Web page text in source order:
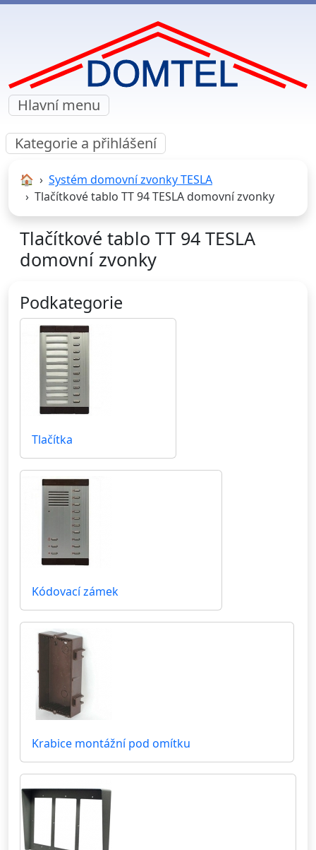
Hlavní menu
Kategorie a přihlášení
🏠︎
Systém domovní zvonky TESLA
Tlačítkové tablo TT 94 TESLA domovní zvonky
Tlačítkové tablo TT 94 TESLA
domovní zvonky
Podkategorie
Tlačítka
Kódovací zámek
Krabice montážní pod omítku